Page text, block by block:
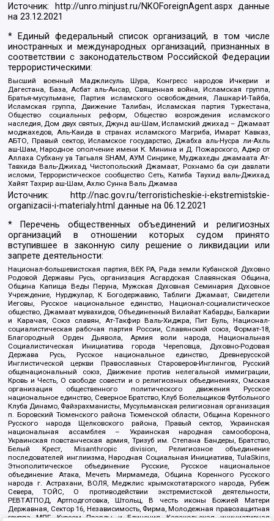
Источник: http://unro.minjust.ru/NKOForeignAgent.aspxданные
на23.12.2021
* Единый федеральный список организаций, в том числе
иностранных и международных организаций, признанных в
соответствии с законодательством Российской Федерации
террористическими:
Высший военный Маджлисуль Шура, Конгресс народов Ичкерии и
Дагестана, База, Асбат аль-Ансар, Священная война, Исламская группа,
Братья-мусульмане, Партия исламского освобождения, Лашкар-И-Тайба,
Исламская группа, Движение Талибан, Исламская партия Туркестана,
Общество социальных реформ, Общество возрождения исламского
наследия, Дом двух святых, Джунд аш-Шам, Исламский джихад – Джамаат
моджахедов, Аль-Каида в странах исламского Магриба, Имарат Кавказ,
АБТО, Правый сектор, Исламское государство, Джабха аль-Нусра ли-Ахль
аш-Шам, Народное ополчение имени К. Минина и Д. Пожарского, Аджр от
Аллаха Субхану уа Тагьаля SHAM, АУМ Синрике, Муджахеды джамаата Ат-
Тавхида Валь-Джихад, Чистопольский Джамаат, Рохнамо ба суи давлати
исломи, Террористическое сообщество Сеть, Катиба Таухид валь-Джихад,
Хайят Тахрир аш-Шам, Ахлю Сунна Валь Джамаа
Источник:
http://nac.gov.ru/terroristicheskie-i-ekstremistskie-
organizacii-i-materialy.html данные на06.12.2021
* Перечень общественных объединений и религиозных
организаций в отношении которых судом принято
вступившее в законную силу решение о ликвидации или
запрете деятельности:
Национал-большевистская партия, ВЕК РА, Рада земли Кубанской Духовно
Родовой Державы Русь, организация Асгардская Славянская Община,
Община Капища Веды Перуна, Мужская Духовная Семинария Духовное
Учреждение, Нурджулар, К Богодержавию, Таблиги Джамаат, Свидетели
Иеговы, Русское национальное единство, Национал-социалистическое
общество, Джамаат мувахидов, Объединенный Вилайат Кабарды, Балкарии
и Карачая, Союз славян, Ат-Такфир Валь-Хиджра, Пит Буль, Национал-
социалистическая рабочая партия России, Славянский союз, Формат-18,
Благородный Орден Дьявола, Армия воли народа, Национальная
Социалистическая Инициатива города Череповца, Духовно-Родовая
Держава Русь, Русское национальное единство, Древнерусской
Инглистической церкви Православных Староверов-Инглингов, Русский
общенациональный союз, Движение против нелегальной иммиграции,
Кровь и Честь, О свободе совести и о религиозных объединениях, Омская
организация общественного политического движения Русское
национальное единство, Северное Братство, Клуб Болельщиков Футбольного
Клуба Динамо, Файзрахманисты, Мусульманская религиозная организация
п. Боровский Тюменского района Тюменской области, Община Коренного
Русского народа Щелковского района, Правый сектор, Украинская
национальная ассамблея – Украинская народная самооборона,
Украинская повстанческая армия, Тризуб им. Степана Бандеры, Братство,
Белый Крест, Misanthropic division, Религиозное объединение
последователей инглиизма, Народная Социальная Инициатива, TulaSkins,
Этнополитическое объединение Русские, Русское национальное
объединение Атака, Мечеть Мирмамеда, Община Коренного Русского
народа г. Астрахани, ВОЛЯ, Меджлис крымскотатарского народа, Рубеж
Севера, ТОЙС, О противодействии экстремистской деятельности,
РЕВТАТПОД, Артподготовка, Штольц, В честь иконы Божией Матери
Державная, Сектор 16, Независимость, Фирма, Молодежная правозащитная
группа МПГ, Курсом Правды и Единения, Каракольская инициативная